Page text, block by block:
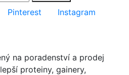
Pinterest Instagram
na poradenství a prodej
proteiny, gainery,